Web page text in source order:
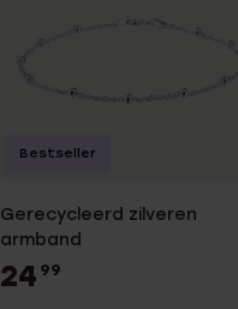
Gerecycleerd zilveren
armband
24 99
Bestseller